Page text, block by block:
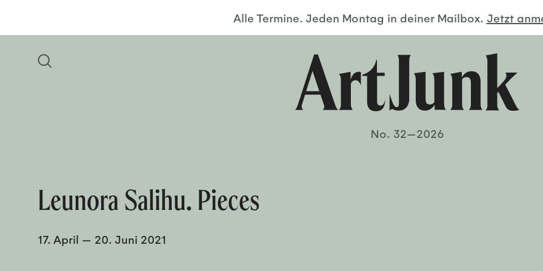
Alle Termine. Jeden Montag in deiner Mailbox. Jetzt
No. 32—2026
Leunora Salihu. Pieces
17. April — 20. Juni 2021